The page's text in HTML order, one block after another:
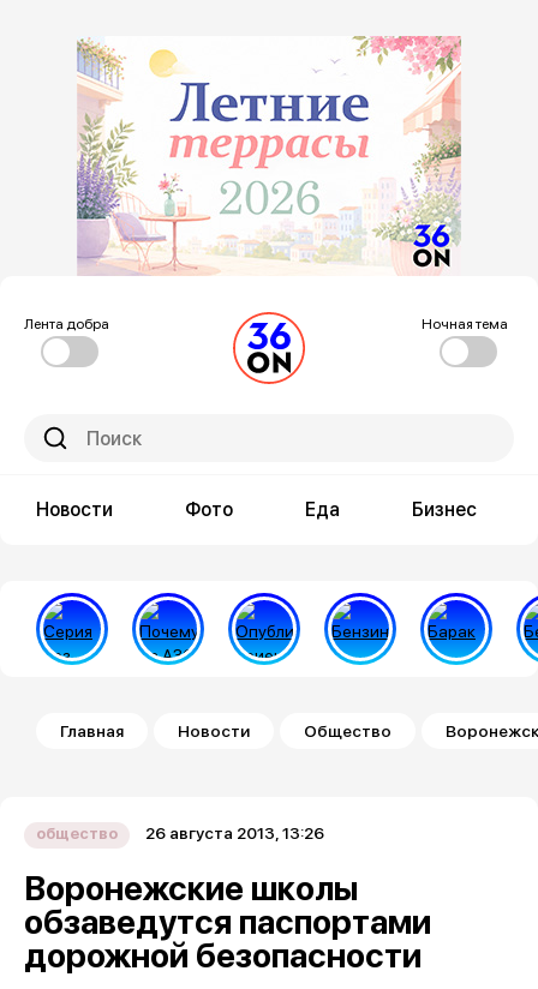
Лента добра Ночная тема
Новости Фото Еда Бизнес
Строка навигации
Главная Новости Общество
общество 26 августа 2013, 13:26
Воронежские школы
обзаведутся паспортами
дорожной безопасности